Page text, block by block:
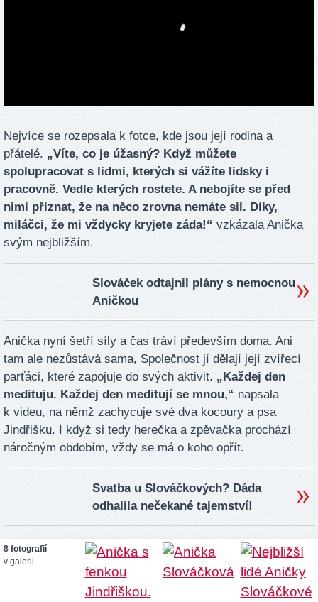
Nejvíce se rozepsala k fotce, kde jsou její rodina a
přátelé. „Víte, co je úžasný? Když můžete
spolupracovat s lidmi, kterých si vážíte lidsky i
pracovně. Vedle kterých rostete. A nebojíte se před
nimi přiznat, že na něco zrovna nemáte sil. Díky,
miláčci, že mi vždycky kryjete záda!“ vzkázala Anička
svým nejbližším.
Slováček odtajnil plány s nemocnou
Aničkou
Anička nyní šetří síly a čas tráví především doma. Ani
tam ale nezůstává sama, Společnost jí dělají její zvířecí
parťáci, které zapojuje do svých aktivit. „Každej den
medituju. Každej den meditují se mnou,“ napsala
k videu, na němž zachycuje své dva kocoury a psa
Jindřišku. I když si tedy herečka a zpěvačka prochází
náročným obdobím, vždy se má o koho opřít.
Svatba u Slováčkových? Dáda
odhalila nečekané tajemství!
8 fotografií
v galerii